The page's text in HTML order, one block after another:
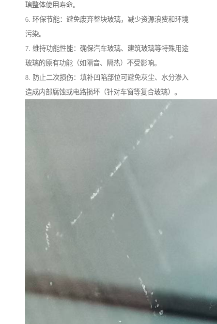
璃整体使用寿命。
6. 环保节能：避免废弃整块玻璃，减少资源浪费和环境
污染。
7. 维持功能性能：确保汽车玻璃、建筑玻璃等特殊用途
玻璃的原有功能（如隔音、隔热）不受影响。
8. 防止二次损伤：填补凹陷部位可避免灰尘、水分渗入
造成内部腐蚀或电路损坏（针对车窗等复合玻璃）。